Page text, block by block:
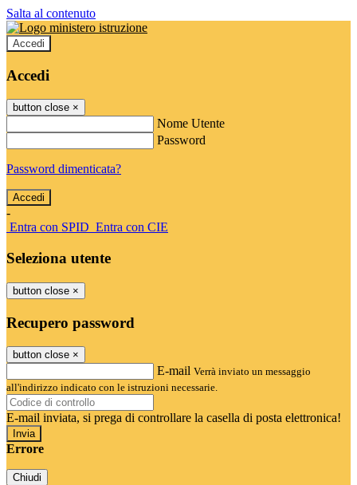
Salta al contenuto
Accedi
Accedi
button close ×
Nome Utente
Password
Password dimenticata?
-
Entra con SPID Entra con CIE
Seleziona utente
button close ×
Recupero password
button close ×
E-mail Verrà inviato un messaggio
all'indirizzo indicato con le istruzioni necessarie.
E-mail inviata, si prega di controllare la casella di posta elettronica!
Errore
Chiudi